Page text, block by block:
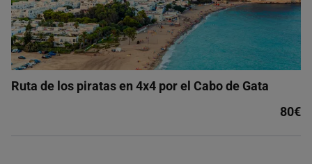
Ruta de los piratas en 4x4 por el Cabo de Gata
80€